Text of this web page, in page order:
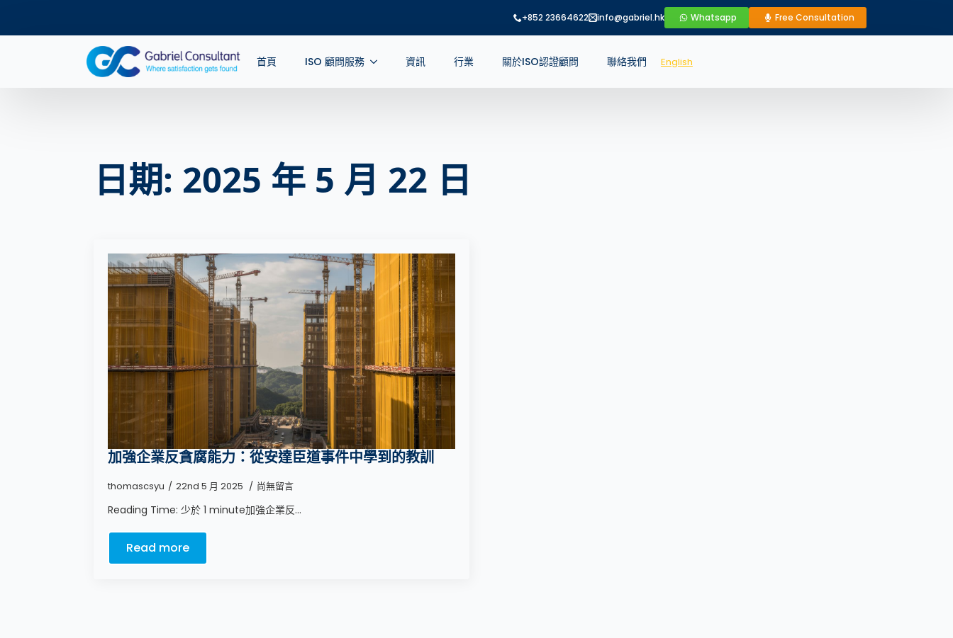
+852 23664622 info@gabriel.hk Whatsapp Free Consultation
首頁 ISO 顧問服務 資訊 行業 關於ISO認證顧問 聯絡我們 English
日期: 2025 年 5 月 22 日
加強企業反貪腐能力：從安達臣道事件中學到的教訓
thomascsyu 22nd 5 月 2025 尚無留言
Reading Time: 少於 1 minute加強企業反...
Read more